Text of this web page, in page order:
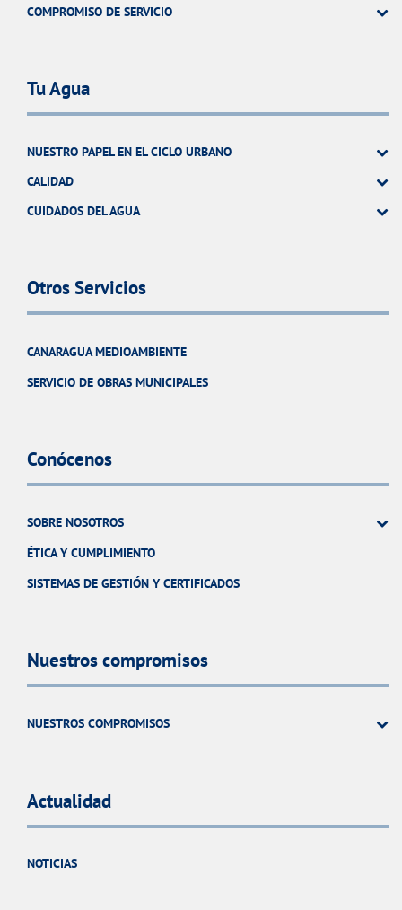
COMPROMISO DE SERVICIO
Tu Agua
NUESTRO PAPEL EN EL CICLO URBANO
CALIDAD
CUIDADOS DEL AGUA
Otros Servicios
CANARAGUA MEDIOAMBIENTE
SERVICIO DE OBRAS MUNICIPALES
Conócenos
SOBRE NOSOTROS
ÉTICA Y CUMPLIMIENTO
SISTEMAS DE GESTIÓN Y CERTIFICADOS
Nuestros compromisos
NUESTROS COMPROMISOS
Actualidad
NOTICIAS